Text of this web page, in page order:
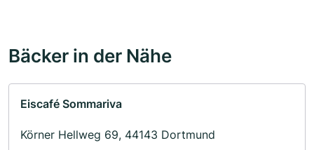
Bäcker in der Nähe
Eiscafé Sommariva
Körner Hellweg 69, 44143 Dortmund